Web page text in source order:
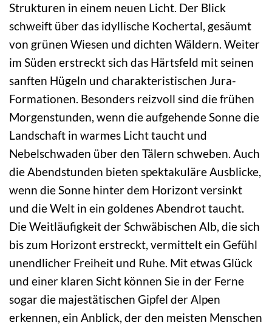
Strukturen in einem neuen Licht. Der Blick
schweift über das idyllische Kochertal, gesäumt
von grünen Wiesen und dichten Wäldern. Weiter
im Süden erstreckt sich das Härtsfeld mit seinen
sanften Hügeln und charakteristischen Jura-
Formationen. Besonders reizvoll sind die frühen
Morgenstunden, wenn die aufgehende Sonne die
Landschaft in warmes Licht taucht und
Nebelschwaden über den Tälern schweben. Auch
die Abendstunden bieten spektakuläre Ausblicke,
wenn die Sonne hinter dem Horizont versinkt
und die Welt in ein goldenes Abendrot taucht.
Die Weitläufigkeit der Schwäbischen Alb, die sich
bis zum Horizont erstreckt, vermittelt ein Gefühl
unendlicher Freiheit und Ruhe. Mit etwas Glück
und einer klaren Sicht können Sie in der Ferne
sogar die majestätischen Gipfel der Alpen
erkennen, ein Anblick, der den meisten Menschen